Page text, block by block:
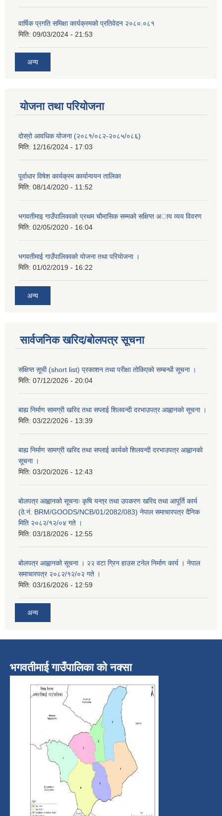
वार्षिक प्रगति समिक्षा कार्यक्रमको प्रतिवेदन २०८०.०८१
मिति: 09/03/2024 - 21:53
अन्य
योजना तथा परियोजना
दोस्रो आवधिक योजना (२०८१/०८२-२०८५/०८६)
मिति: 12/16/2024 - 17:03
पूर्वाधार विषेश कार्यक्रम कार्यान्वयन तालिका
मिति: 08/14/2020 - 11:52
भगवतीमाइ गाउँपालिकाकाे प्रथम चाैमासिक सम्मकाे सक्षिप्त अाय व्यय विवरण
मिति: 02/05/2020 - 16:04
भगवतीमाई गाउँपालिकाको याेजना तथा परियाेजना ।
मिति: 01/02/2019 - 16:22
अन्य
सार्वजनिक खरिद/बोलपत्र सूचना
संक्षिप्त सूची (short list) प्रकाशन तथा परीक्षा तोकिएको सम्बन्धी सूचना ।
मिति: 07/12/2026 - 20:04
बाह्य निर्माण सामग्री खरिद तथा सप्लाई शिलवन्दी दरभाउपत्र आह्वानको सूचना ।
मिति: 03/22/2026 - 13:39
बाह्य निर्माण सामग्री खरिद तथा सप्लाई कार्यको शिलवन्दी दरभाउपत्र आह्वानको
सूचना ।
मिति: 03/20/2026 - 12:43
बोलपत्र आह्वानको सूचनाः कृषि यन्त्र तथा उपकरण खरिद तथा आपूर्ति कार्य
(ठे.नं. BRM/GOODS/NCB/01/2082/083) नेपाल समाचारपत्र दैनिक
मिति २०८२/१२/०४ गते ।
मिति: 03/18/2026 - 12:55
बोलपत्र आह्वानको सूचना । २२ वटा ग्रिन हाउस टनेल निर्माण कार्य । नेपाल
समाचारपत्र २०८२/१२/०२ गते ।
मिति: 03/16/2026 - 12:59
अन्य
भगवतीमाई गाउँपालिका को नक्सा